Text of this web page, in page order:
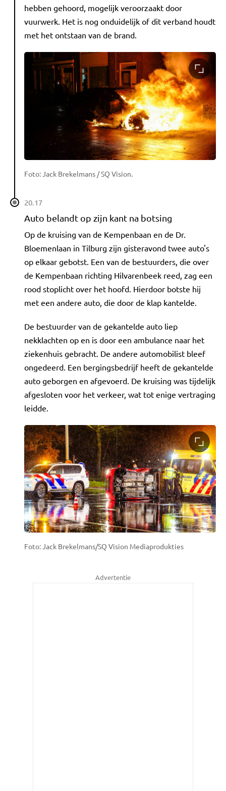
hebben gehoord, mogelijk veroorzaakt door
vuurwerk. Het is nog onduidelijk of dit verband houdt
met het ontstaan van de brand.
Foto: Jack Brekelmans / SQ Vision.
20.17
Auto belandt op zijn kant na botsing
Op de kruising van de Kempenbaan en de Dr.
Bloemenlaan in Tilburg zijn gisteravond twee auto's
op elkaar gebotst. Een van de bestuurders, die over
de Kempenbaan richting Hilvarenbeek reed, zag een
rood stoplicht over het hoofd. Hierdoor botste hij
met een andere auto, die door de klap kantelde.
De bestuurder van de gekantelde auto liep
nekklachten op en is door een ambulance naar het
ziekenhuis gebracht. De andere automobilist bleef
ongedeerd. Een bergingsbedrijf heeft de gekantelde
auto geborgen en afgevoerd. De kruising was tijdelijk
afgesloten voor het verkeer, wat tot enige vertraging
leidde.
Foto: Jack Brekelmans/SQ Vision Mediaprodukties
Advertentie